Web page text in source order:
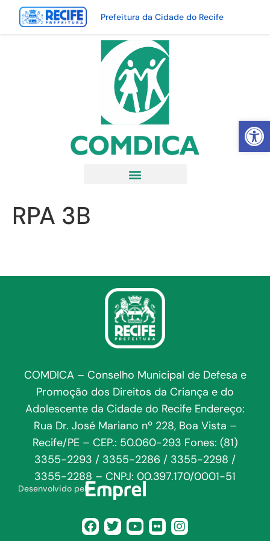
Abrir
Prefeitura da Cidade do Recife
RPA 3B
COMDICA – Conselho Municipal de Defesa e
Promoção dos Direitos da Criança e do
Adolescente da Cidade do Recife Endereço:
Rua Dr. José Mariano nº 228, Boa Vista –
Recife/PE – CEP.: 50.060-293 Fones: (81)
3355-2293 / 3355-2286 / 3355-2298 /
3355-2288 – CNPJ: 00.397.170/0001-51
Desenvolvido pela